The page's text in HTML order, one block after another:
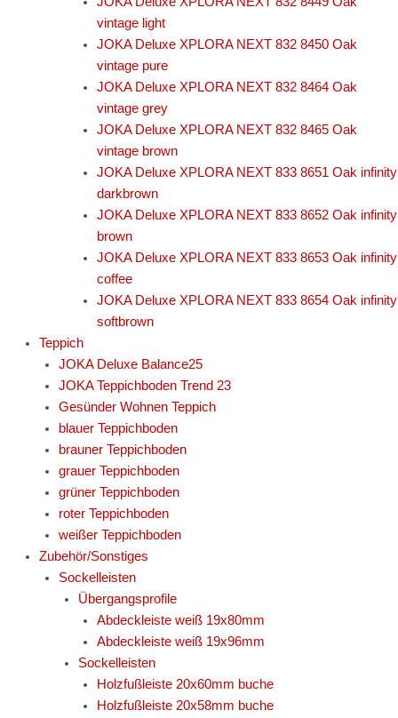
vintage light
JOKA Deluxe XPLORA NEXT 832 8450 Oak
vintage pure
JOKA Deluxe XPLORA NEXT 832 8464 Oak
vintage grey
JOKA Deluxe XPLORA NEXT 832 8465 Oak
vintage brown
JOKA Deluxe XPLORA NEXT 833 8651 Oak infinity
darkbrown
JOKA Deluxe XPLORA NEXT 833 8652 Oak infinity
brown
JOKA Deluxe XPLORA NEXT 833 8653 Oak infinity
coffee
JOKA Deluxe XPLORA NEXT 833 8654 Oak infinity
softbrown
Teppich
JOKA Deluxe Balance25
JOKA Teppichboden Trend 23
Gesünder Wohnen Teppich
blauer Teppichboden
brauner Teppichboden
grauer Teppichboden
grüner Teppichboden
roter Teppichboden
weißer Teppichboden
Zubehör/Sonstiges
Sockelleisten
Übergangsprofile
Abdeckleiste weiß 19x80mm
Abdeckleiste weiß 19x96mm
Sockelleisten
Holzfußleiste 20x60mm buche
Holzfußleiste 20x58mm buche